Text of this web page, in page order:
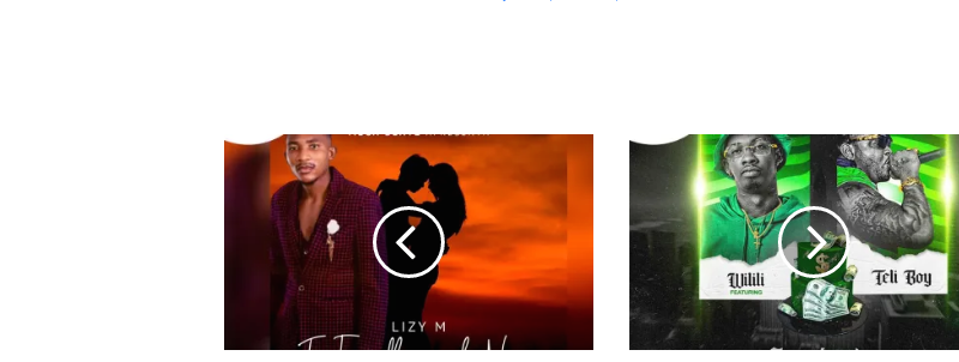
Lazy
M
Escolheria
Wilili
Teli
Boy
-
Fatia
do
Bolo